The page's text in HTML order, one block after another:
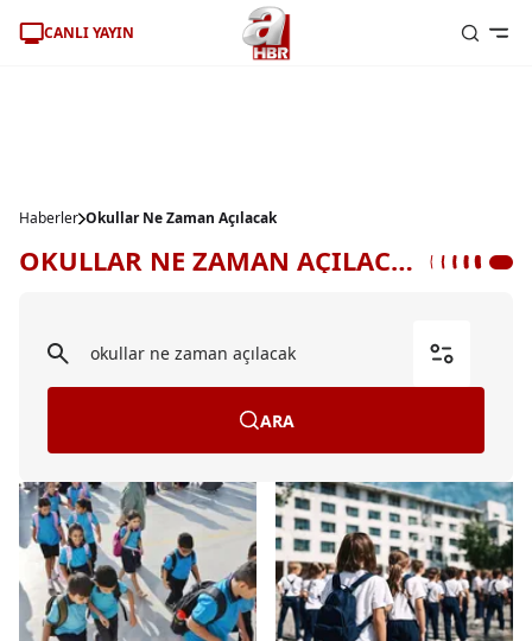
CANLI YAYIN
Haberler Okullar Ne Zaman Açılacak
OKULLAR NE ZAMAN AÇILACAK HABERLERİ
ARA